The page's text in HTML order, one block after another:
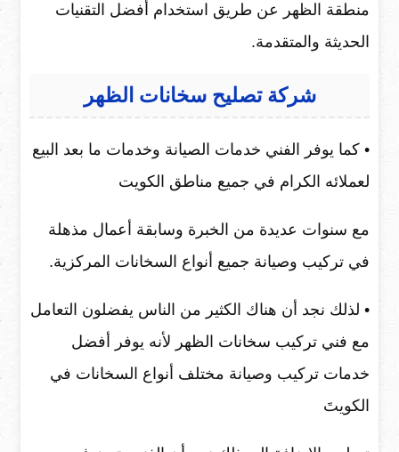
منطقة الظهر عن طريق استخدام أفضل التقنيات
الحديثة والمتقدمة.
شركة تصليح سخانات الظهر
• كما يوفر الفني خدمات الصيانة وخدمات ما بعد البيع
لعملائه الكرام في جميع مناطق الكويت
مع سنوات عديدة من الخبرة وسابقة أعمال مذهلة
في تركيب وصيانة جميع أنواع السخانات المركزية.
• لذلك نجد أن هناك الكثير من الناس يفضلون التعامل
مع فني تركيب سخانات الظهر لأنه يوفر أفضل
خدمات تركيب وصيانة مختلف أنواع السخانات في
الكويتَ